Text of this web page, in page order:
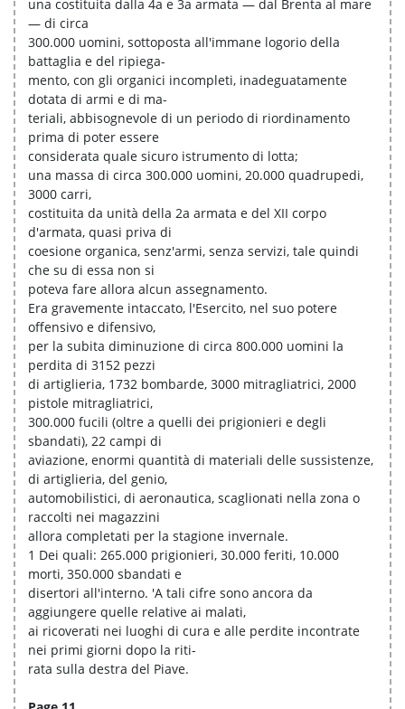
una costituita dalla 4a e 3a armata — dal Brenta al mare
— di circa
300.000 uomini, sottoposta all'immane logorio della
battaglia e del ripiega-
mento, con gli organici incompleti, inadeguatamente
dotata di armi e di ma-
teriali, abbisognevole di un periodo di riordinamento
prima di poter essere
considerata quale sicuro istrumento di lotta;
una massa di circa 300.000 uomini, 20.000 quadrupedi,
3000 carri,
costituita da unità della 2a armata e del XII corpo
d'armata, quasi priva di
coesione organica, senz'armi, senza servizi, tale quindi
che su di essa non si
poteva fare allora alcun assegnamento.
Era gravemente intaccato, l'Esercito, nel suo potere
offensivo e difensivo,
per la subita diminuzione di circa 800.000 uomini la
perdita di 3152 pezzi
di artiglieria, 1732 bombarde, 3000 mitragliatrici, 2000
pistole mitragliatrici,
300.000 fucili (oltre a quelli dei prigionieri e degli
sbandati), 22 campi di
aviazione, enormi quantità di materiali delle sussistenze,
di artiglieria, del genio,
automobilistici, di aeronautica, scaglionati nella zona o
raccolti nei magazzini
allora completati per la stagione invernale.
1 Dei quali: 265.000 prigionieri, 30.000 feriti, 10.000
morti, 350.000 sbandati e
disertori all'interno. 'A tali cifre sono ancora da
aggiungere quelle relative ai malati,
ai ricoverati nei luoghi di cura e alle perdite incontrate
nei primi giorni dopo la riti-
rata sulla destra del Piave.